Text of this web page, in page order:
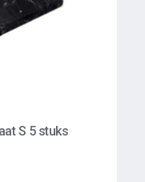
S 5 stuks